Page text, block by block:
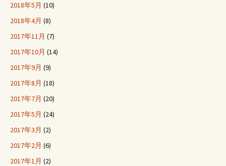
2018年5月 (10)
2018年4月 (8)
2017年11月 (7)
2017年10月 (14)
2017年9月 (9)
2017年8月 (18)
2017年7月 (20)
2017年5月 (24)
2017年3月 (2)
2017年2月 (6)
2017年1月 (2)